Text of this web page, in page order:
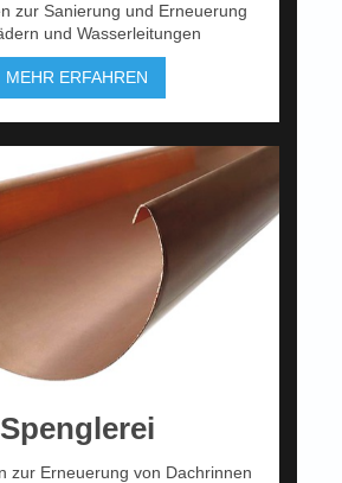
zur Sanierung und Erneuerung
und Wasserleitungen
MEHR ERFAHREN
Spenglerei
zur Erneuerung von Dachrinnen